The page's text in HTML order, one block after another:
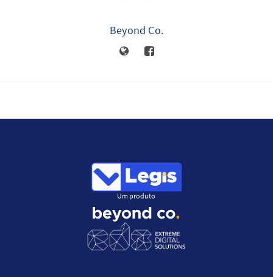
Beyond Co.
Um produto